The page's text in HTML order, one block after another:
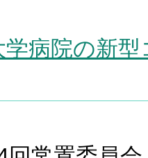
学病院の新